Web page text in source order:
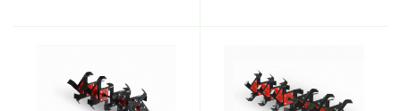
Elektrické tříkolky pro seniory